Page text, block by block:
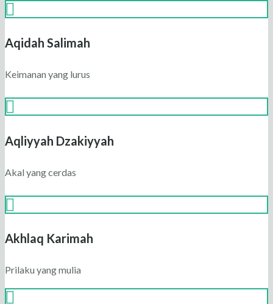
Aqidah Salimah
Keimanan yang lurus
Aqliyyah Dzakiyyah
Akal yang cerdas
Akhlaq Karimah
Prilaku yang mulia